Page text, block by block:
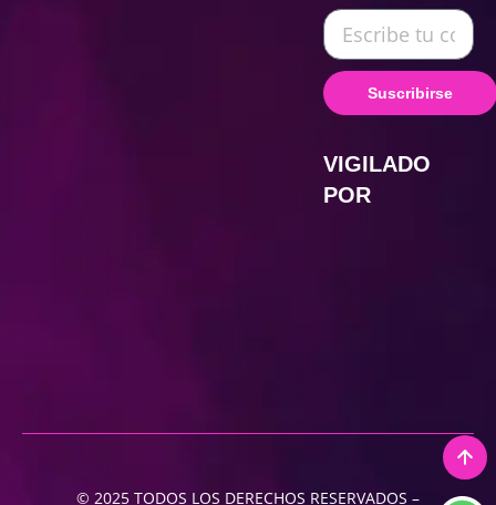
Suscribirse
VIGILADO
POR
© 2025 TODOS LOS DERECHOS RESERVADOS –